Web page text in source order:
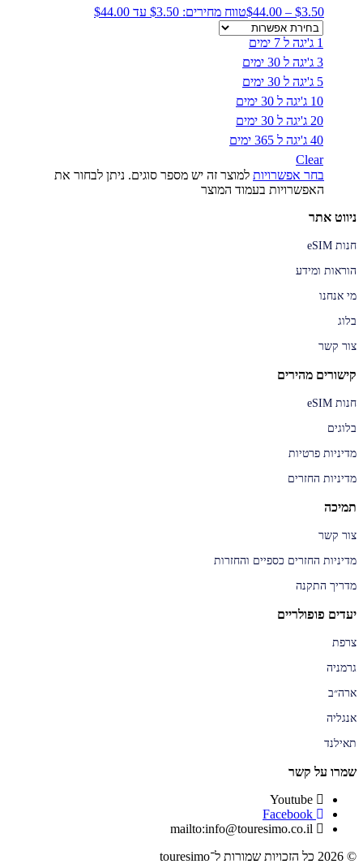
$3.50
–
$44.00 טווח מחירים: ⁦$3.50⁩ עד ⁦$44.00⁩
1 ג'יגה ל 7 ימים
3 ג'יגה ל 30 ימים
5 ג'יגה ל 30 ימים
10 ג'יגה ל 30 ימים
20 ג'יגה ל 30 ימים
40 ג'יגה ל 365 ימים
Clear
בחר אפשרויות למוצר זה יש מספר סוגים. ניתן לבחור את
האפשרויות בעמוד המוצר
ניווט אתר
חנות eSIM
הוראות ומידע
מי אנחנו
בלוג
צור קשר
קישורים מהירים
חנות eSIM
בלוגים
מדיניות פרטיות
מדיניות החזרים
תמיכה
צור קשר
מדיניות החזרים כספיים והחזרות
מדריך התקנה
יעדים פופולריים
צרפת
גרמניה
ארה״ב
אנגליה
תאילנד
שמרו על קשר
Youtube
Facebook
mailto:info@touresimo.co.il
© 2026 כל הזכויות שמורות ל־touresimo